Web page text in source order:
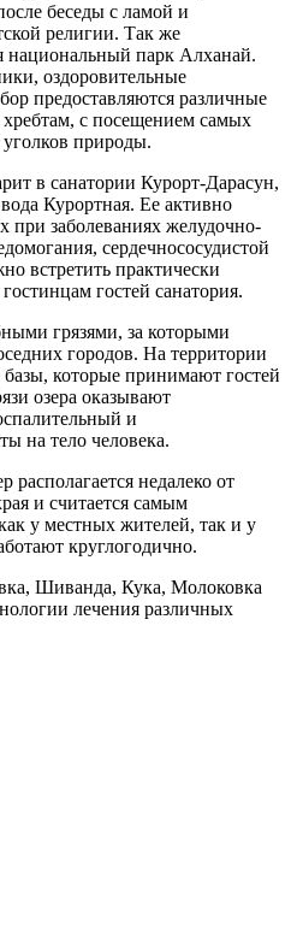
беседы с ламой и
религии. Так же
национальный парк Алханай.
оздоровительные
предоставляются различные
с посещением самых
природы.
в санатории Курорт-Дарасун,
Курортная. Ее активно
при заболеваниях желудочно-
сердечнососудистой
встретить практически
гостей санатория.
грязями, за которыми
городов. На территории
которые принимают гостей
озера оказывают
и
на тело человека.
недалеко от
и считается самым
у местных жителей, так и у
круглогодично.
Шиванда, Кука, Молоковка
лечения различных